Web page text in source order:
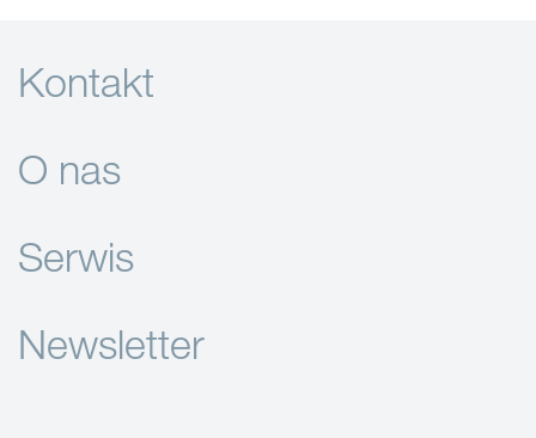
Kontakt
O nas
Serwis
Newsletter